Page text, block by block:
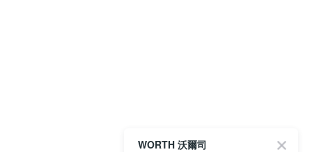
WORTH 沃爾司